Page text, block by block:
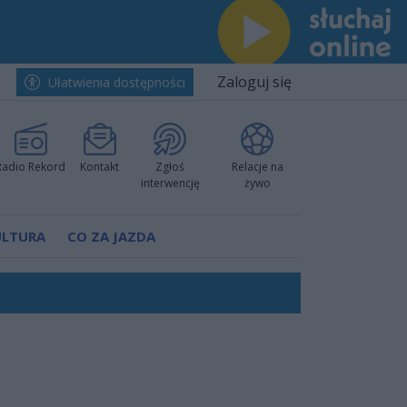
Ułatwienia dostępności Zaloguj się
Rekord Kontakt
Zgłoś
interwencję
Relacje na
żywo
CO ZA JAZDA